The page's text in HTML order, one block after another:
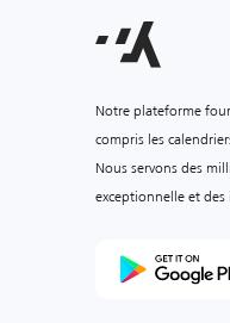
Notre plateforme
compris les
Nous servons des
exceptionnelle et